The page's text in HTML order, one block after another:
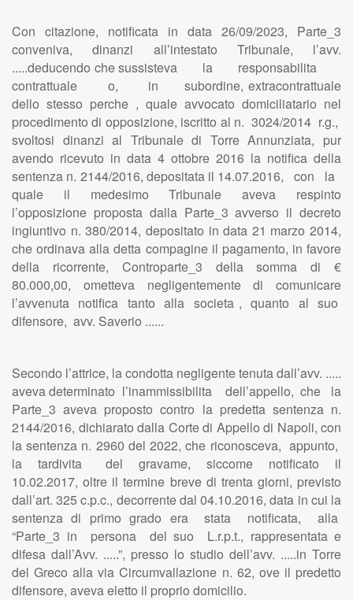
Con citazione, notificata in data 26/09/2023, Parte_3
conveniva, dinanzi all’intestato Tribunale, l’avv.
.....deducendo che sussisteva la responsabilita
contrattuale o, in subordine, extracontrattuale
dello stesso perche , quale avvocato domiciliatario nel
procedimento di opposizione, iscritto al n. 3024/2014 r.g.,
svoltosi dinanzi al Tribunale di Torre Annunziata, pur
avendo ricevuto in data 4 ottobre 2016 la notifica della
sentenza n. 2144/2016, depositata il 14.07.2016, con la
quale il medesimo Tribunale aveva respinto
l’opposizione proposta dalla Parte_3 avverso il decreto
ingiuntivo n. 380/2014, depositato in data 21 marzo 2014,
che ordinava alla detta compagine il pagamento, in favore
della ricorrente, Controparte_3 della somma di €
80.000,00, ometteva negligentemente di comunicare
l’avvenuta notifica tanto alla societa , quanto al suo
difensore, avv. Saverio ......
Secondo l’attrice, la condotta negligente tenuta dall’avv. .....
aveva determinato l’inammissibilita dell’appello, che la
Parte_3 aveva proposto contro la predetta sentenza n.
2144/2016, dichiarato dalla Corte di Appello di Napoli, con
la sentenza n. 2960 del 2022, che riconosceva, appunto,
la tardivita del gravame, siccome notificato il
10.02.2017, oltre il termine breve di trenta giorni, previsto
dall’art. 325 c.p.c., decorrente dal 04.10.2016, data in cui la
sentenza di primo grado era stata notificata, alla
“Parte_3 in persona del suo L.r.p.t., rappresentata e
difesa dall’Avv. .....”, presso lo studio dell’avv. .....in Torre
del Greco alla via Circumvallazione n. 62, ove il predetto
difensore, aveva eletto il proprio domicilio.